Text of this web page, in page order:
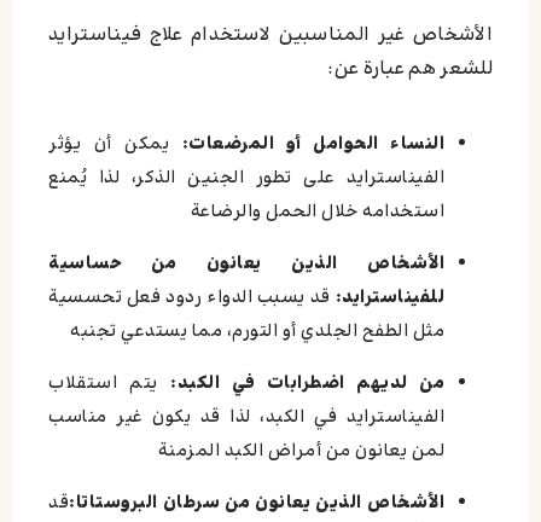
الأشخاص غير المناسبين لاستخدام علاج فيناسترايد
للشعر هم عبارة عن:
النساء الحوامل أو المرضعات: يمكن أن يؤثر
الفيناسترايد على تطور الجنين الذكر، لذا يُمنع
استخدامه خلال الحمل والرضاعة
الأشخاص الذين يعانون من حساسية
للفيناسترايد: قد يسبب الدواء ردود فعل تحسسية
مثل الطفح الجلدي أو التورم، مما يستدعي تجنبه
من لديهم اضطرابات في الكبد: يتم استقلاب
الفيناسترايد في الكبد، لذا قد يكون غير مناسب
لمن يعانون من أمراض الكبد المزمنة
الأشخاص الذين يعانون من سرطان البروستاتا:قد